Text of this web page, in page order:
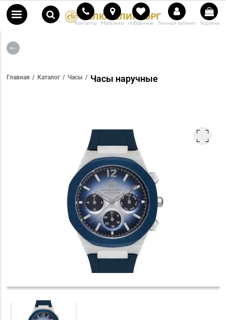
Контакты Магазины Избранное Личный кабинет Корзина
Главная Каталог Часы Часы наручные